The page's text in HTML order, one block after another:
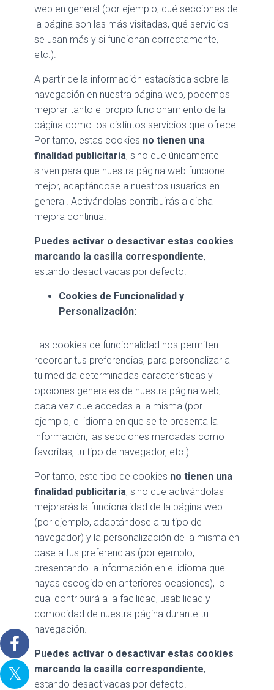
web en general (por ejemplo, qué secciones de
la página son las más visitadas, qué servicios
se usan más y si funcionan correctamente,
etc.).
A partir de la información estadística sobre la
navegación en nuestra página web, podemos
mejorar tanto el propio funcionamiento de la
página como los distintos servicios que ofrece.
Por tanto, estas cookies no tienen una
finalidad publicitaria, sino que únicamente
sirven para que nuestra página web funcione
mejor, adaptándose a nuestros usuarios en
general. Activándolas contribuirás a dicha
mejora continua.
Puedes activar o desactivar estas cookies
marcando la casilla correspondiente,
estando desactivadas por defecto.
Cookies de Funcionalidad y
Personalización:
Las cookies de funcionalidad nos permiten
recordar tus preferencias, para personalizar a
tu medida determinadas características y
opciones generales de nuestra página web,
cada vez que accedas a la misma (por
ejemplo, el idioma en que se te presenta la
información, las secciones marcadas como
favoritas, tu tipo de navegador, etc.).
Por tanto, este tipo de cookies no tienen una
finalidad publicitaria, sino que activándolas
mejorarás la funcionalidad de la página web
(por ejemplo, adaptándose a tu tipo de
navegador) y la personalización de la misma en
base a tus preferencias (por ejemplo,
presentando la información en el idioma que
hayas escogido en anteriores ocasiones), lo
cual contribuirá a la facilidad, usabilidad y
comodidad de nuestra página durante tu
navegación.
Puedes activar o desactivar estas cookies
marcando la casilla correspondiente,
estando desactivadas por defecto.